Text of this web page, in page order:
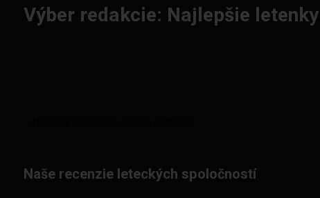
Výber redakcie: Najlepšie
Naše recenzie leteckých spoločností